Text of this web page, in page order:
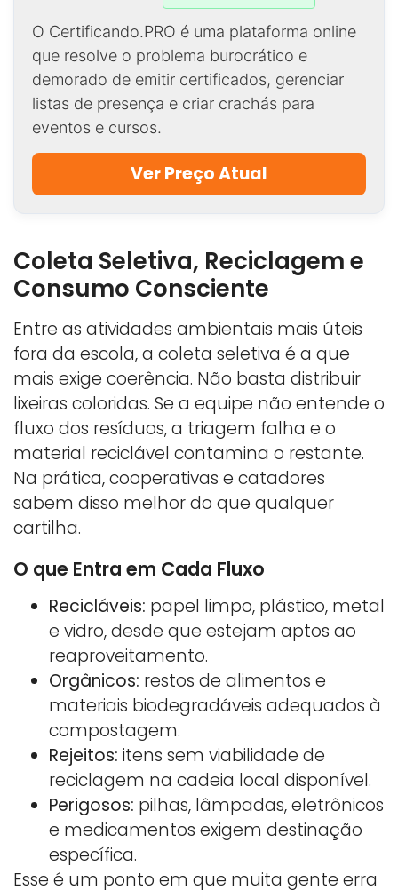
O Certificando.PRO é uma plataforma online
que resolve o problema burocrático e
demorado de emitir certificados, gerenciar
listas de presença e criar crachás para
eventos e cursos.
Ver Preço Atual
Coleta Seletiva, Reciclagem e
Consumo Consciente
Entre as atividades ambientais mais úteis
fora da escola, a coleta seletiva é a que
mais exige coerência. Não basta distribuir
lixeiras coloridas. Se a equipe não entende o
fluxo dos resíduos, a triagem falha e o
material reciclável contamina o restante.
Na prática, cooperativas e catadores
sabem disso melhor do que qualquer
cartilha.
O que Entra em Cada Fluxo
Recicláveis: papel limpo, plástico, metal
e vidro, desde que estejam aptos ao
reaproveitamento.
Orgânicos: restos de alimentos e
materiais biodegradáveis adequados à
compostagem.
Rejeitos: itens sem viabilidade de
reciclagem na cadeia local disponível.
Perigosos: pilhas, lâmpadas, eletrônicos
e medicamentos exigem destinação
específica.
Esse é um ponto em que muita gente erra